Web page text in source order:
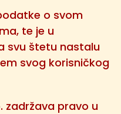
o svom
te je u
svu štetu nastalu
svog korisničkog
zadržava pravo u